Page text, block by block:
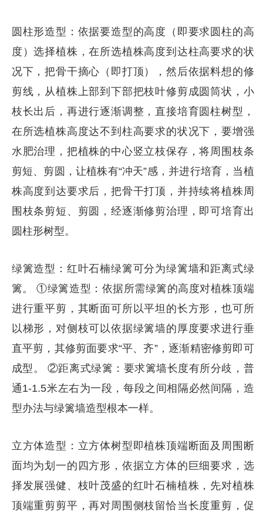
圆柱形造型：依据要造型的高度（即要求圆柱的高
度）选择植株，在所选植株高度到达柱高要求的状
况下，把骨干摘心（即打顶），然后依据料想的修
剪线，从植株上部到下部把枝叶修剪成圆筒状，小
枝长出后，再进行逐渐调整，直接培育圆柱树型，
在所选植株高度达不到柱高要求的状况下，要增强
水肥治理，把植株的中心竖立枝保存，将周围枝条
剪短、剪圆，让植株有“冲天”感，并进行培育，当植
株高度到达要求后，把骨干打顶，并持续将植株周
围枝条剪短、剪圆，经逐渐修剪治理，即可培育出
圆柱形树型。
绿篱造型：红叶石楠绿篱可分为绿篱墙和距离式绿
篱。 ①绿篱造型：依据所需绿篱的高度对植株顶端
进行重平剪，其断面可所以平坦的长方形，也可所
以梯形，对侧枝可以依据绿篱墙的厚度要求进行垂
直平剪，其修剪面要求“平、齐”，逐渐精密修剪即可
成型。 ②距离式绿篱：要求篱墙长度有所分歧，普
通1-1.5米左右为一段，每段之间相隔必然间隔，造
型办法与绿篱墙造型根本一样。
立方体造型：立方体树型即植株顶端断面及周围断
面均为划一的四方形，依据立方体的巨细要求，选
择发展强健、枝叶茂盛的红叶石楠植株，先对植株
顶端重剪剪平，再对周围侧枝留恰当长度重剪，促